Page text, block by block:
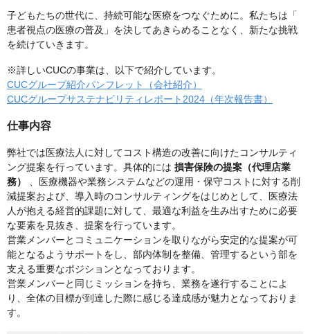
子どもたちの世代に、持続可能な医療をつなぐために。私たちは「
患者視点の医療の普及」を決してあきらめることなく、新たな挑戦
を続けていきます。
※詳しいCUCの事業は、以下で紹介しています。
CUCグループ紹介パンフレット（会社紹介）
CUCグループサステナビリティレポート2024（年次報告書）
仕事内容
弊社では医療法人に対してコスト構造の改善に向けたコンサルティ
ング提案を行っています。具体的には 損害保険の提案（代理店業
務）
、医療機器や業務システムなどの運用・保守コストに対する削
減提案および、導入時のコンサルティングをはじめとして、医療法
人が抱える経営的課題に対して、最適な利益を生み出すために必要
な要素を見抜き、提案を行っています。
営業メンバーとコミュニケーションを取りながら安定的な提案が可
能となるようサポートをし、部内体制を整備、管理するという部を
支える重要なポジションとなっております。
営業メンバーと同じミッションを持ち、業務を遂行することによ
り、全体の目標が到達した際に感じる達成感が魅力となっておりま
す。